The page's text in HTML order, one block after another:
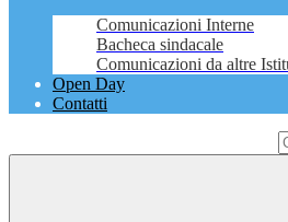
Comunicazioni Interne
Bacheca sindacale
Comunicazioni da altre
Open Day
Contatti